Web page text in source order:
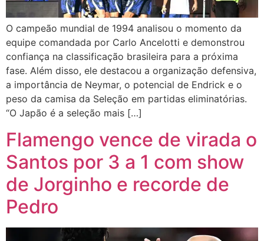
O campeão mundial de 1994 analisou o momento da
equipe comandada por Carlo Ancelotti e demonstrou
confiança na classificação brasileira para a próxima
fase. Além disso, ele destacou a organização defensiva,
a importância de Neymar, o potencial de Endrick e o
peso da camisa da Seleção em partidas eliminatórias.
“O Japão é a seleção mais […]
Flamengo vence de virada o
Santos por 3 a 1 com show
de Jorginho e recorde de
Pedro